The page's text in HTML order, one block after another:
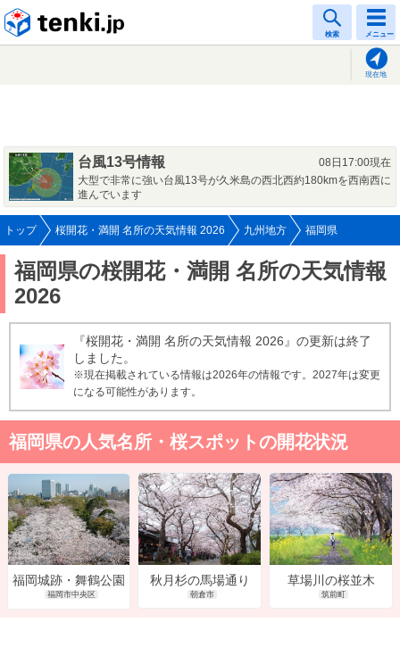
検索 メニュー
現在地
台風13号情報
08日17:00現在
大型で非常に強い台風13号が久米島の西北西約180kmを西南西に
進んでいます
トップ 桜開花・満開 名所の天気情報 2026 九州地方 福岡県
福岡県の桜開花・満開 名所の天気情報
2026
『桜開花・満開 名所の天気情報 2026』の更新は終了
しました。
※現在掲載されている情報は2026年の情報です。2027年は変更
になる可能性があります。
福岡県の人気名所・桜スポットの開花状況
福岡城跡・舞鶴公園
福岡市中央区
秋月杉の馬場通り
朝倉市
草場川の桜並木
筑前町